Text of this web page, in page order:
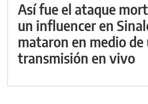
Así fue el ataque
un influencer en
mataron en medio de
transmisión en vivo